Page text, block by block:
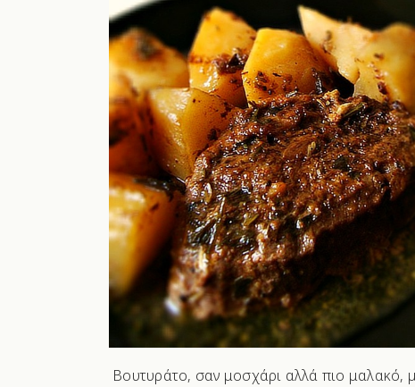
Βουτυράτο, σαν μοσχάρι αλλά πιο μαλακό,